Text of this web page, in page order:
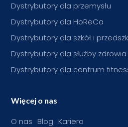
Dystrybutory dla przemysłu
Dystrybutory dla HoReCa
Dystrybutory dla szkół i
Dystrybutory dla służby zdrowia
Dystrybutory dla centrum
Więcej o nas
O nas Blog Kariera